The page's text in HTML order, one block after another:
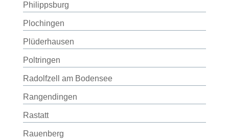
Philippsburg
Plochingen
Plüderhausen
Poltringen
Radolfzell am Bodensee
Rangendingen
Rastatt
Rauenberg